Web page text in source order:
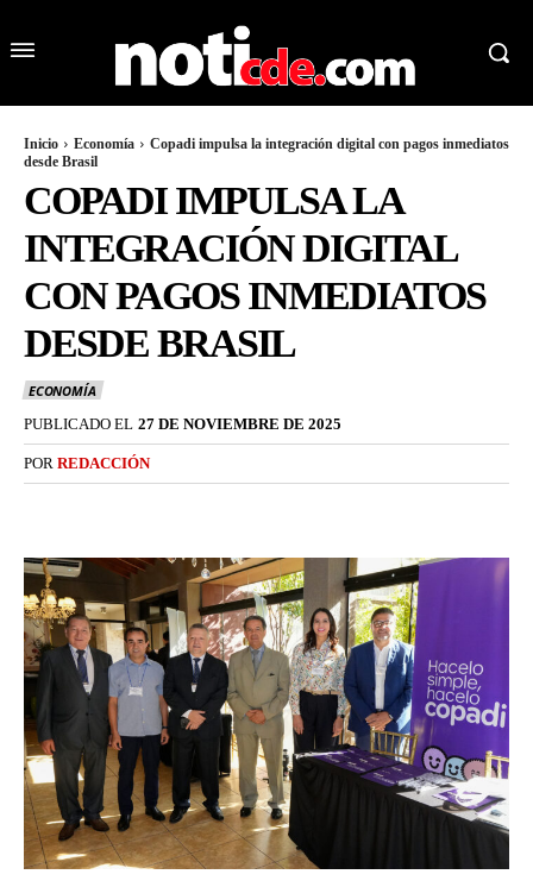
Inicio Economía
Copadi impulsa la integración digital con pagos inmediatos
desde Brasil
COPADI IMPULSA LA
INTEGRACIÓN DIGITAL
CON PAGOS INMEDIATOS
DESDE BRASIL
ECONOMÍA
PUBLICADO EL 27 DE NOVIEMBRE DE 2025
POR REDACCIÓN